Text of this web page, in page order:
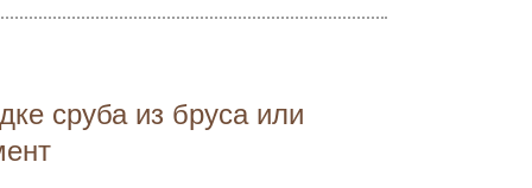
сруба из бруса или